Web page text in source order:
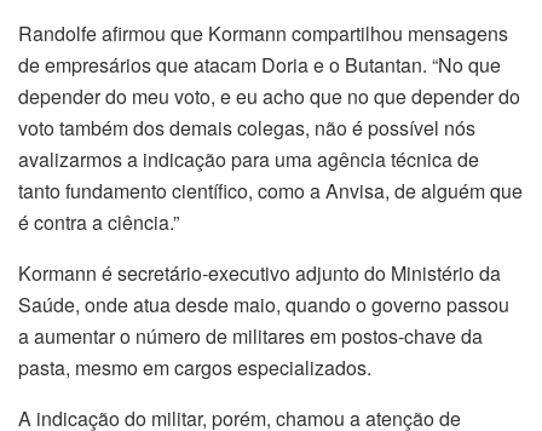
Randolfe afirmou que Kormann compartilhou mensagens
de empresários que atacam Doria e o Butantan. “No que
depender do meu voto, e eu acho que no que depender do
voto também dos demais colegas, não é possível nós
avalizarmos a indicação para uma agência técnica de
tanto fundamento científico, como a Anvisa, de alguém que
é contra a ciência.”
Kormann é secretário-executivo adjunto do Ministério da
Saúde, onde atua desde maio, quando o governo passou
a aumentar o número de militares em postos-chave da
pasta, mesmo em cargos especializados.
A indicação do militar, porém, chamou a atenção de